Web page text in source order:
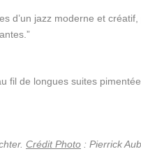
d’un jazz moderne et
fil de longues suites
Crédit Photo : Pierrick